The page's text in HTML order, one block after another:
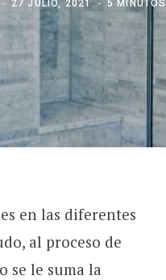
27 JULIO, 2021 5 MINUTOS
en las diferentes
al proceso de
le suma la